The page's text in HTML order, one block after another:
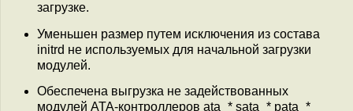
загрузке.
Уменьшен размер путем исключения из состава
initrd не используемых для начальной загрузки
модулей.
Обеспечена выгрузка не задействованных
модулей ATA-контроллеров ata_* sata_* pata_*